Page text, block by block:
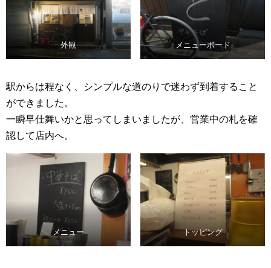
外観 メニューボード
駅からは程なく、シンプルな道のりで迷わず到着すること
ができました。
一瞬早仕舞いかと思ってしまいましたが、営業中の札を確
認して店内へ。
メニュー トッピング